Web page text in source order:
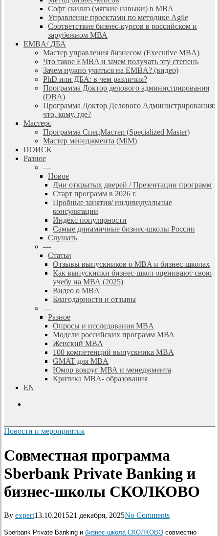
Софт скиллз (мягкие навыки) в MBA
Управление проектами по методике Agile
Соответствие бизнес-курсов в российском и
зарубежном МВА
EMBA/ ДБA
Мастер управления бизнесом (Executive MBA)
Что такое EMBA и зачем получать эту степень
Зачем нужно учиться на EMBA? (видео)
PhD или ДБА: в чем различия?
Программа Доктор делового администрирования
(DBА)
Программа Доктор Делового Администрирования:
что, кому, где?
Мастерс
Программа СпецМастер (Specialized Master)
Мастер менеджмента (MiM)
ПОИСК
Разное
—
Новое
Дни открытых дверей / Презентации программ
Старт программ в 2026 г.
Пробные занятия/ индивидуальные
консультации
Индекс популярности
Самые динамичные бизнес-школы России
Слушать
—
Статьи
Отзывы выпускников о MBA и бизнес-школах
Как выпускники бизнес-школ оценивают свою
учебу на МВА (2025)
Видео о MBA
Благодарности и отзывы
—
Разное
Опросы и исследования MBA
Модели российских программ МВА
Женский MBA
100 компетенций выпускника MBA
GMAT для MBA
Юмор вокруг МВА и менеджмента
Критика MBA- образования
EN
Новости и мероприятия
Совместная программа
Sberbank Private Banking и
бизнес-школы СКОЛКОВО
By expert13.10.201521 декабря, 2025No Comments
Sberbank Private Banking и бизнес-школа СКОЛКОВО совместно